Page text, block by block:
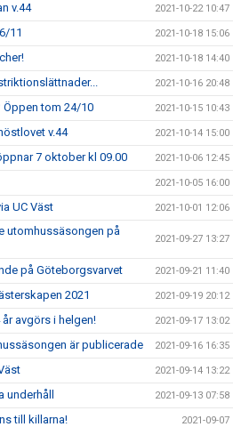
v.44 2021-10-22 10:47
11 2021-10-18 15:06
2021-10-18 14:40
2021-10-16 20:48
tom 24/10 2021-10-15 10:43
v.44 2021-10-14 15:00
7 oktober kl 09.00 2021-10-06 12:45
2021-10-05 16:00
UC Väst 2021-10-01 12:06
utomhussäsongen på
2021-09-27 13:27
på Göteborgsvarvet 2021-09-21 11:40
2021 2021-09-19 20:12
avgörs i helgen! 2021-09-17 13:02
är publicerade 2021-09-16 16:35
2021-09-14 13:22
underhåll 2021-09-13 07:58
till killarna! 2021-09-07